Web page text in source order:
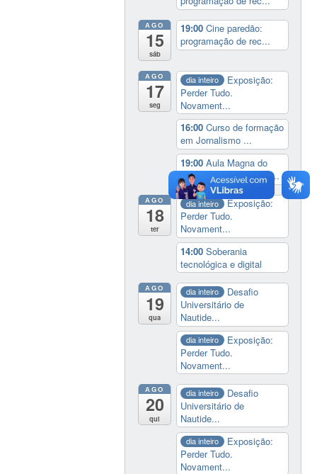
AGO
15
sáb
19:00Cine paredão:
programação de rec...
AGO
17
seg
dia inteiro
Exposição:
Perder Tudo.
Novament...
16:00Curso de formação
em Jornalismo ...
19:00Aula Magna do
IELA: Homenagem ao...
AGO
18
ter
dia inteiro
Exposição:
Perder Tudo.
Novament...
14:00Soberania
tecnológica e digital
AGO
19
qua
dia inteiro
Desafio
Universitário de
Nautide...
dia inteiro
Exposição:
Perder Tudo.
Novament...
AGO
20
qui
dia inteiro
Desafio
Universitário de
Nautide...
dia inteiro
Exposição:
Perder Tudo.
Novament...